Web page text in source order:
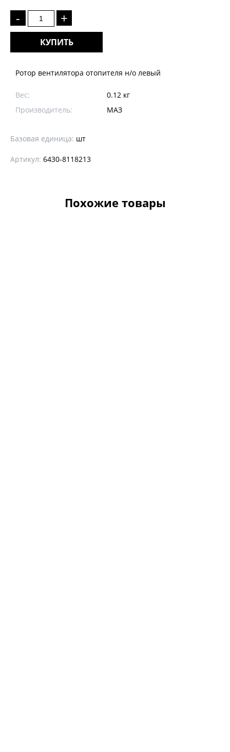
- +
КУПИТЬ
Ротор вентилятора отопителя н/о левый
Вес:
0.12 кг
Производитель:
МАЗ
Базовая единица: шт
Артикул: 6430-8118213
Похожие товары